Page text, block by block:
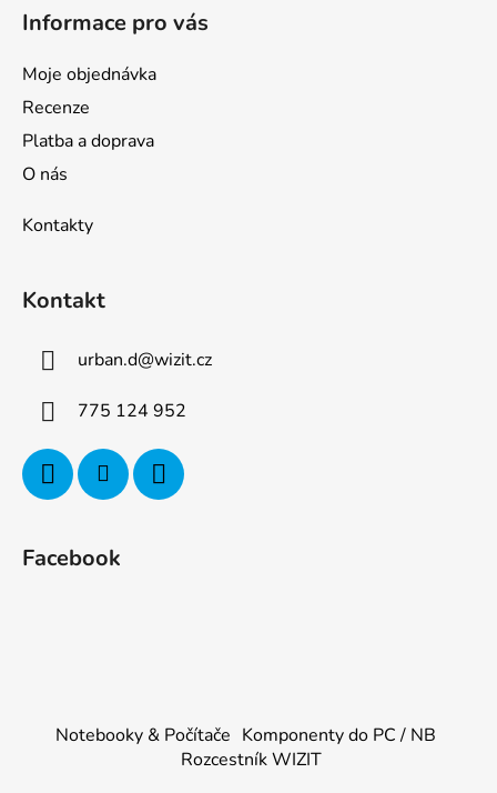
Informace pro vás
Moje objednávka
Recenze
Platba a doprava
O nás
Kontakty
Kontakt
urban.d@wizit.cz
775 124 952
Facebook
Notebooky & Počítače Komponenty do PC / NB
Rozcestník WIZIT